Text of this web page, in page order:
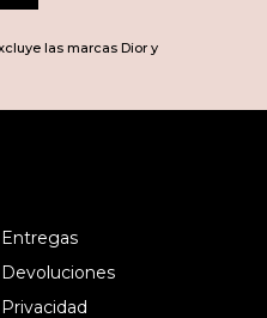
las marcas Dior y